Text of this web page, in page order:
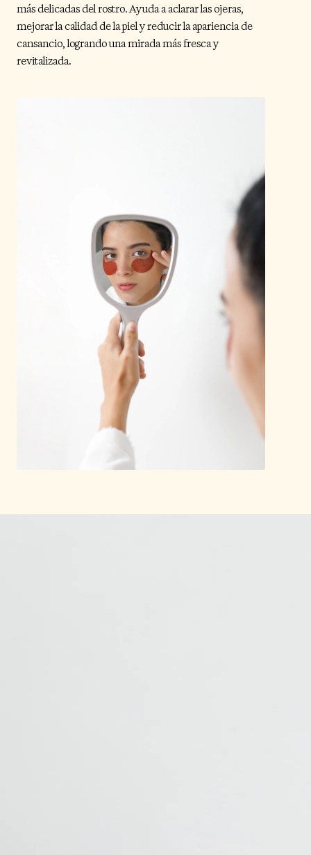
más delicadas del rostro. Ayuda a aclarar las ojeras,
mejorar la calidad de la piel y reducir la apariencia de
cansancio, logrando una mirada más fresca y
revitalizada.